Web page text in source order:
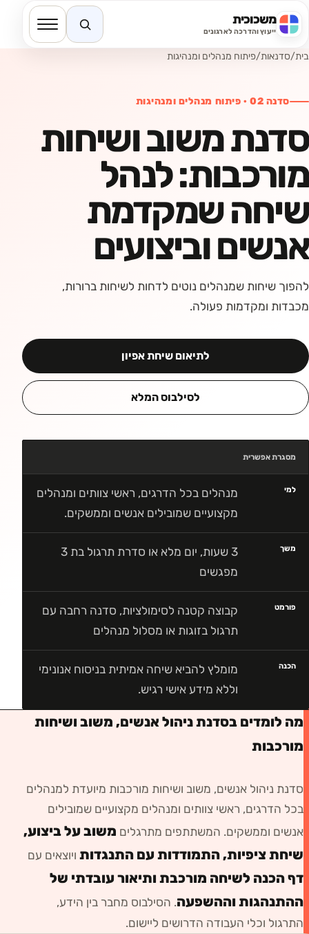
משכוכית
ייעוץ והדרכה לארגוניםחיפוש באתר
בית/סדנאות/פיתוח מנהלים ומנהיגות
סדנה 02
· פיתוח מנהלים ומנהיגות
סדנת משוב ושיחות
מורכבות: לנהל
שיחה שמקדמת
אנשים וביצועים
להפוך שיחות שמנהלים נוטים לדחות לשיחות ברורות,
מכבדות ומקדמות פעולה.
לתיאום שיחת אפיון
לסילבוס המלא
מסגרת אפשרית
למי
מנהלים בכל הדרגים, ראשי צוותים ומנהלים
מקצועיים שמובילים אנשים וממשקים.
משך
3 שעות, יום מלא או סדרת תרגול בת 3
מפגשים
פורמט
קבוצה קטנה לסימולציות, סדנה רחבה עם
תרגול בזוגות או מסלול מנהלים
הכנה
מומלץ להביא שיחה אמיתית בניסוח אנונימי
וללא מידע אישי רגיש.
מה לומדים בסדנת ניהול אנשים, משוב ושיחות
מורכבות
סדנת ניהול אנשים, משוב ושיחות מורכבות מיועדת למנהלים
בכל הדרגים, ראשי צוותים ומנהלים מקצועיים שמובילים
אנשים וממשקים. המשתתפים מתרגלים משוב על ביצוע,
שיחת ציפיות, התמודדות עם התנגדות ויוצאים עם
דף הכנה לשיחה מורכבת ותיאור עובדתי של
ההתנהגות וההשפעה. הסילבוס מחבר בין הידע,
התרגול וכלי העבודה הדרושים ליישום.